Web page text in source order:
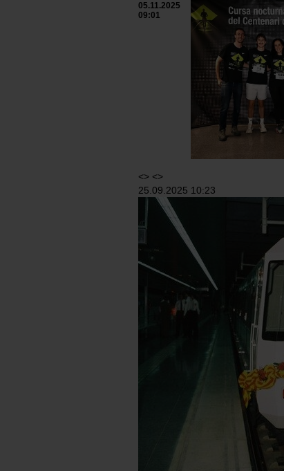
05.11.2025
09:01
<> <>
25.09.2025 10:23